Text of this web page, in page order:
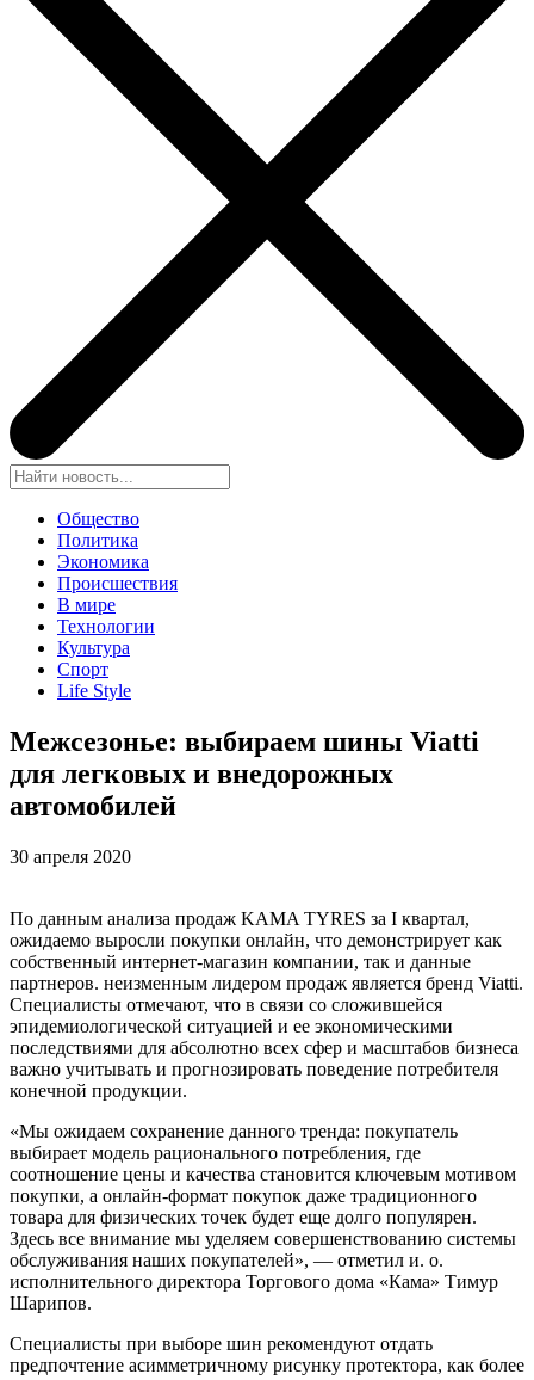
Общество
Политика
Экономика
Происшествия
В мире
Технологии
Культура
Спорт
Life Style
Межсезонье: выбираем шины Viatti
для легковых и внедорожных
автомобилей
30 апреля 2020
По данным анализа продаж KAMA TYRES за I квартал,
ожидаемо выросли покупки онлайн, что демонстрирует как
собственный интернет-магазин компании, так и данные
партнеров. неизменным лидером продаж является бренд Viatti.
Специалисты отмечают, что в связи со сложившейся
эпидемиологической ситуацией и ее экономическими
последствиями для абсолютно всех сфер и масштабов бизнеса
важно учитывать и прогнозировать поведение потребителя
конечной продукции.
«Мы ожидаем сохранение данного тренда: покупатель
выбирает модель рационального потребления, где
соотношение цены и качества становится ключевым мотивом
покупки, а онлайн-формат покупок даже традиционного
товара для физических точек будет еще долго популярен.
Здесь все внимание мы уделяем совершенствованию системы
обслуживания наших покупателей», — отметил и. о.
исполнительного директора Торгового дома «Кама» Тимур
Шарипов.
Специалисты при выборе шин рекомендуют отдать
предпочтение асимметричному рисунку протектора, как более